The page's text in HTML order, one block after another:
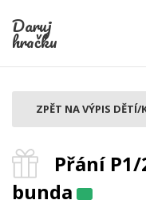
Daruj
hračku
Přání
bunda
ZPĚT NA VÝPIS